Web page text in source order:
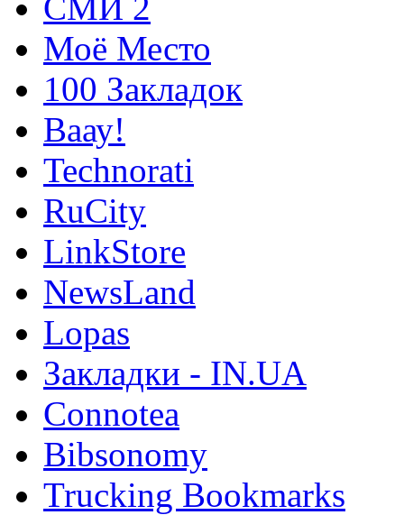
СМИ 2
Моё Место
100 Закладок
Ваау!
Technorati
RuCity
LinkStore
NewsLand
Lopas
Закладки - IN.UA
Connotea
Bibsonomy
Trucking Bookmarks